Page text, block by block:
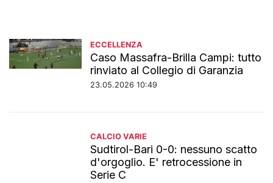
ECCELLENZA
Caso Massafra-Brilla Campi: tutto
rinviato al Collegio di Garanzia
23.05.2026 10:49
CALCIO VARIE
Sudtirol-Bari 0-0: nessuno scatto
d'orgoglio. E' retrocessione in
Serie C